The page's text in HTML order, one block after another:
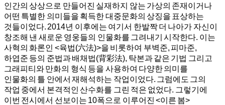
인간의 상상으로 만들어진 실재하지 않는 가상의 존재이거나
어떤 특별한 의미들을 획득한 대중문화의 상징을 표상하는
것들이었다. 2014년 이후에는 여기서 한발짝 더 나아가 자신이
창조해 낸 새로운 영웅들의 인물화를 그려내기 시작한다. 이는
사혁의 화론인 <육법(六法)>을 비롯하여 부벽준, 피마준,
하엽준 등의 준법과 배채법(背彩法), 탁본과 같은 기법 그리고
그래피티와 만화의 형식 등을 사용하여 다양한 의미를
인물화의 틀 안에서 재해석하는 작업이었다. 그럼에도 그의
작업 중에서 본격적인 산수화를 그린 적은 없었다. 그렇기에
이번 전시에서 선보이는 10폭으로 이루어진 <이른 봄>